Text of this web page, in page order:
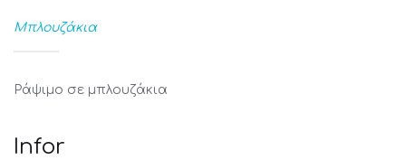
Μπλουζάκια
Ράψιμο σε μπλουζάκια
Infor